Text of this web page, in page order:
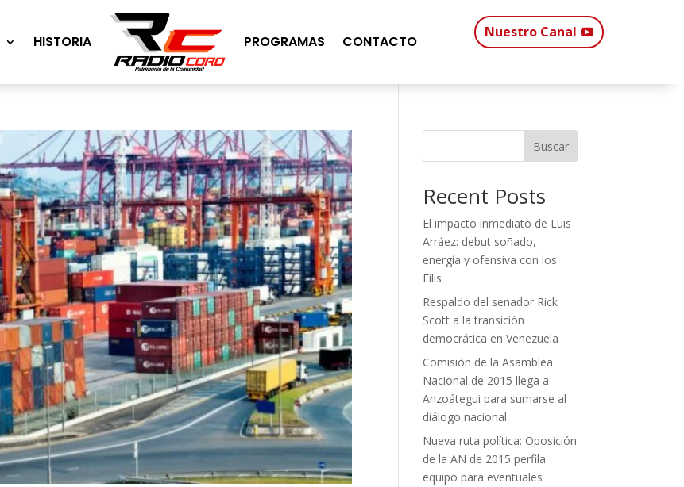
HISTORIA PROGRAMAS CONTACTO
Nuestro Canal
Buscar
Recent Posts
El impacto inmediato de Luis
Arráez: debut soñado,
energía y ofensiva con los
Filis
Respaldo del senador Rick
Scott a la transición
democrática en Venezuela
Comisión de la Asamblea
Nacional de 2015 llega a
Anzoátegui para sumarse al
diálogo nacional
Nueva ruta política: Oposición
de la AN de 2015 perfila
equipo para eventuales